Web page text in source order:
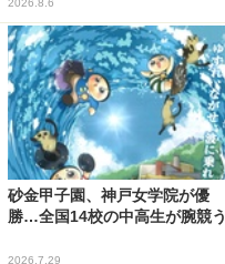
2026.8.6
砂金甲子園、神戸女学院が優
勝…全国14校の中高生が腕競う
2026.7.29